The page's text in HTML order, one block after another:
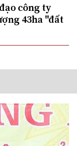
công ty
43ha "đất